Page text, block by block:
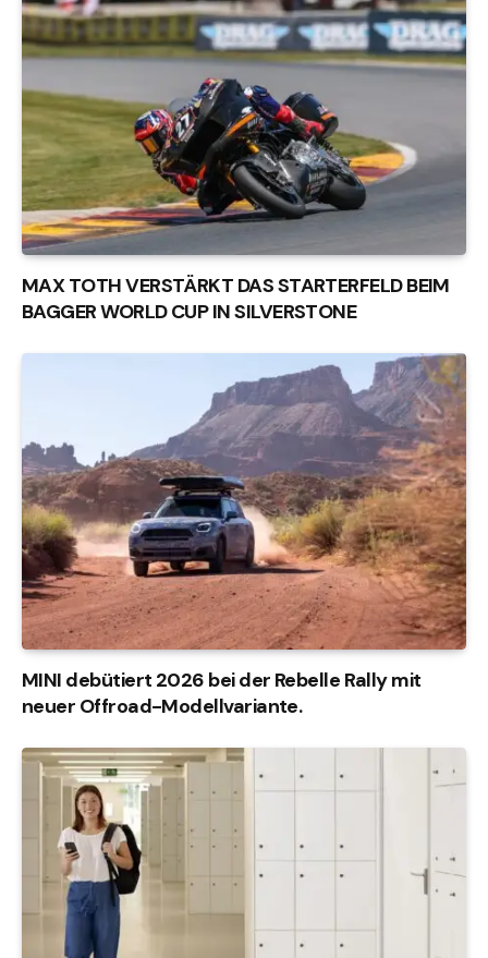
MAX TOTH VERSTÄRKT DAS STARTERFELD BEIM
BAGGER WORLD CUP IN SILVERSTONE
MINI debütiert 2026 bei der Rebelle Rally mit
neuer Offroad-Modellvariante.